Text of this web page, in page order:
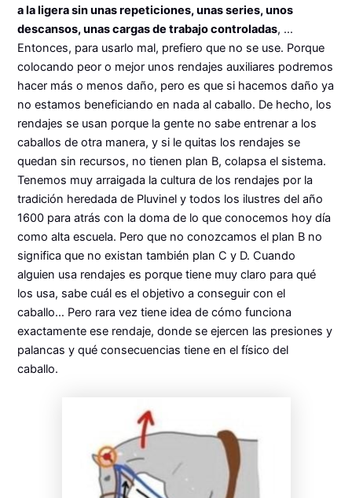
a la ligera sin unas repeticiones, unas series, unos
descansos, unas cargas de trabajo controladas, …
Entonces, para usarlo mal, prefiero que no se use. Porque
colocando peor o mejor unos rendajes auxiliares podremos
hacer más o menos daño, pero es que si hacemos daño ya
no estamos beneficiando en nada al caballo. De hecho, los
rendajes se usan porque la gente no sabe entrenar a los
caballos de otra manera, y si le quitas los rendajes se
quedan sin recursos, no tienen plan B, colapsa el sistema.
Tenemos muy arraigada la cultura de los rendajes por la
tradición heredada de Pluvinel y todos los ilustres del año
1600 para atrás con la doma de lo que conocemos hoy día
como alta escuela. Pero que no conozcamos el plan B no
significa que no existan también plan C y D. Cuando
alguien usa rendajes es porque tiene muy claro para qué
los usa, sabe cuál es el objetivo a conseguir con el
caballo… Pero rara vez tiene idea de cómo funciona
exactamente ese rendaje, donde se ejercen las presiones y
palancas y qué consecuencias tiene en el físico del
caballo.